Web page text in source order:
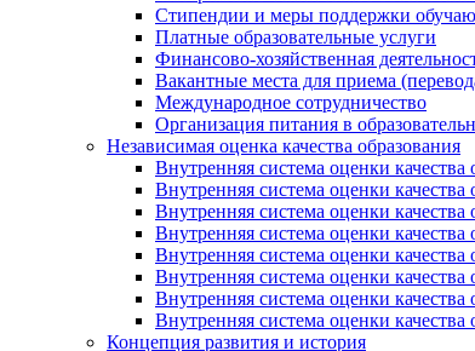
Стипендии и меры поддержки
Платные образовательные услуги
Финансово-хозяйственная
Вакантные места для приема
Международное сотрудничество
Организация питания в
Независимая оценка качества образования
Внутренняя система оценки
Внутренняя система оценки
Внутренняя система оценки
Внутренняя система оценки
Внутренняя система оценки
Внутренняя система оценки
Внутренняя система оценки
Внутренняя система оценки
Концепция развития и история